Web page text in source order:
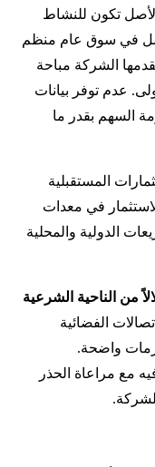
تكون للنشاط
في سوق عام منظم
الشركة مباحة
عدم توفر بيانات
السهم بقدر ما
المستقبلية
في معدات
الدولية والمحلية
الفضائية
واضحة.
مع مراعاة الحذر